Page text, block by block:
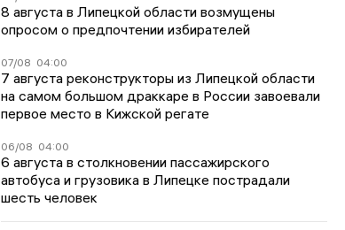
8 августа в Липецкой области возмущены
опросом о предпочтении избирателей
07/08 04:00
7 августа реконструкторы из Липецкой области
на самом большом драккаре в России завоевали
первое место в Кижской регате
06/08 04:00
6 августа в столкновении пассажирского
автобуса и грузовика в Липецке пострадали
шесть человек